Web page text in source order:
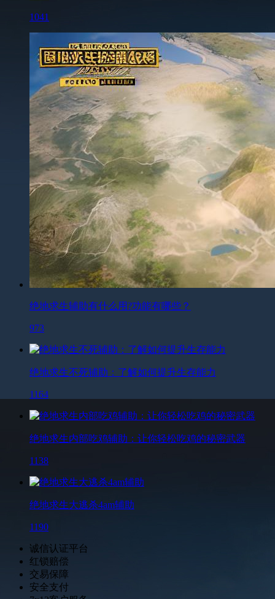
1041
绝地求生辅助有什么用?功能有哪些？
973
绝地求生不死辅助：了解如何提升生存能力
1164
绝地求生内部吃鸡辅助：让你轻松吃鸡的秘密武器
1138
绝地求生大逃杀4am辅助
1190
诚信认证平台
红锁赔偿
交易保障
安全支付